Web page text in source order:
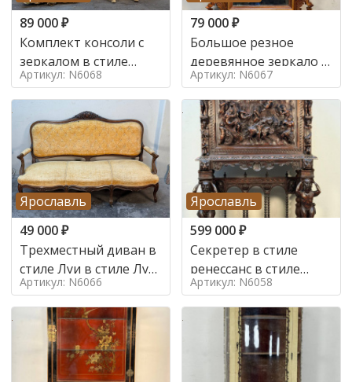
89 000₽
Комплект консоли с
зеркалом в стиле
ренессанс,
Артикул: N6068
79 000₽
Большое резное
деревянное зеркало с
золочением в стиле
Артикул: N6067
Ярославль
49 000₽
Трехместный диван в
стиле Луи в стиле Луи
16,
Артикул: N6066
Ярославль
599 000₽
Секретер в стиле
ренессанс в стиле
ренессанс, 19 век
Артикул: N6058